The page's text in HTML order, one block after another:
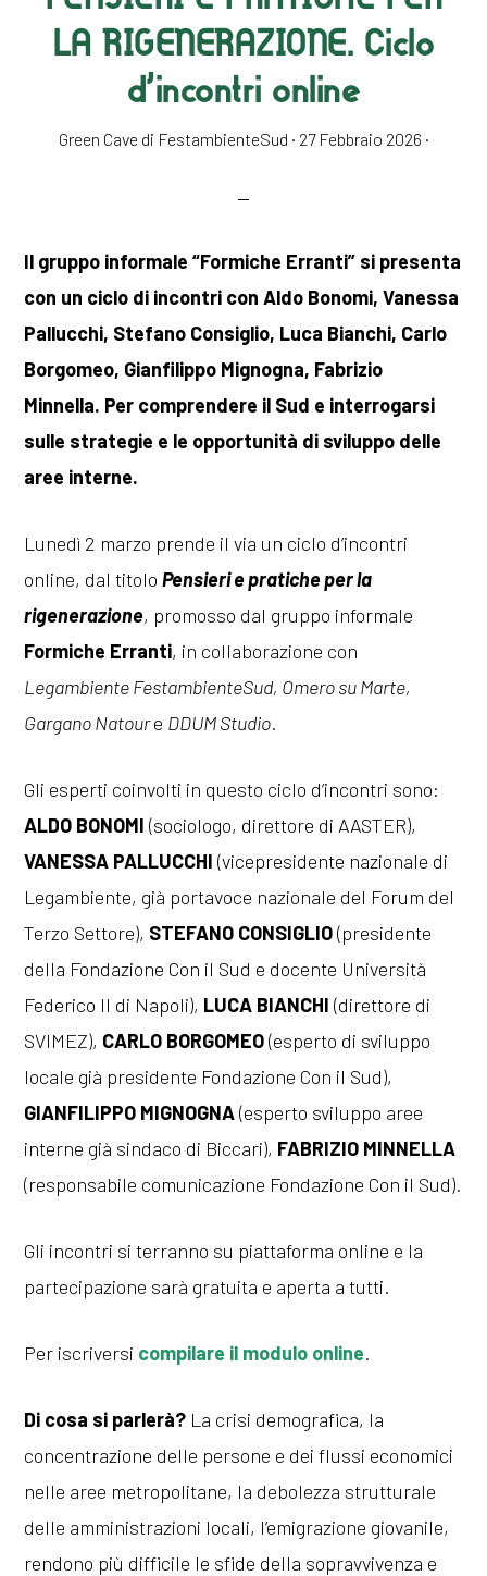
LA RIGENERAZIONE. Ciclo
d’incontri online
Green Cave di FestambienteSud · 27 Febbraio 2026 ·
Il gruppo informale “Formiche Erranti” si presenta
con un ciclo di incontri con Aldo Bonomi, Vanessa
Pallucchi, Stefano Consiglio, Luca Bianchi, Carlo
Borgomeo, Gianfilippo Mignogna, Fabrizio
Minnella. Per comprendere il Sud e interrogarsi
sulle strategie e le opportunità di sviluppo delle
aree interne.
Lunedì 2 marzo prende il via un ciclo d’incontri
online, dal titoloPensieri e pratiche per la
rigenerazione, promosso dal gruppo informale
Formiche Erranti, in collaborazione con
Legambiente FestambienteSud, Omero su Marte,
Gargano Natoure DDUM Studio.
Gli esperti coinvolti in questo ciclo d’incontri sono:
ALDO BONOMI (sociologo, direttore di AASTER),
VANESSA PALLUCCHI (vicepresidente nazionale di
Legambiente, già portavoce nazionale del Forum del
Terzo Settore), STEFANO CONSIGLIO(presidente
della Fondazione Con il Sud e docente Università
Federico II di Napoli), LUCA BIANCHI(direttore di
SVIMEZ), CARLO BORGOMEO(esperto di sviluppo
locale già presidente Fondazione Con il Sud),
GIANFILIPPO MIGNOGNA(esperto sviluppo aree
interne già sindaco di Biccari), FABRIZIO MINNELLA
(responsabile comunicazione Fondazione Con il Sud).
Gli incontri si terranno su piattaforma online e la
partecipazione sarà gratuita e aperta a tutti.
Per iscriversi compilare il modulo online.
Di cosa si parlerà? La crisi demografica, la
concentrazione delle persone e dei flussi economici
nelle aree metropolitane, la debolezza strutturale
delle amministrazioni locali, l’emigrazione giovanile,
rendono più difficile le sfide della sopravvivenza e